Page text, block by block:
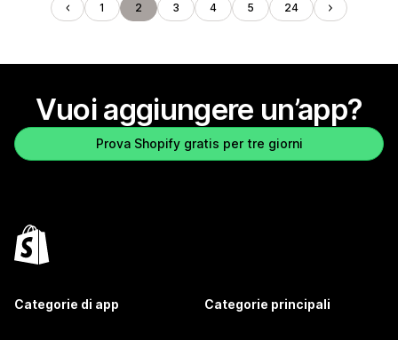
1 2 3 4 5 24
Vuoi aggiungere un’app?
Prova Shopify gratis per tre giorni
Categorie di app Categorie principali